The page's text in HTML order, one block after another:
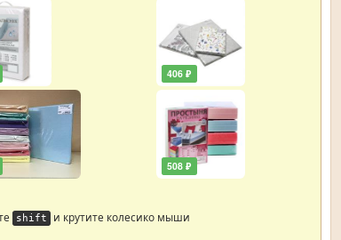
406 ₽
508 ₽
shift и крутите колесико мыши